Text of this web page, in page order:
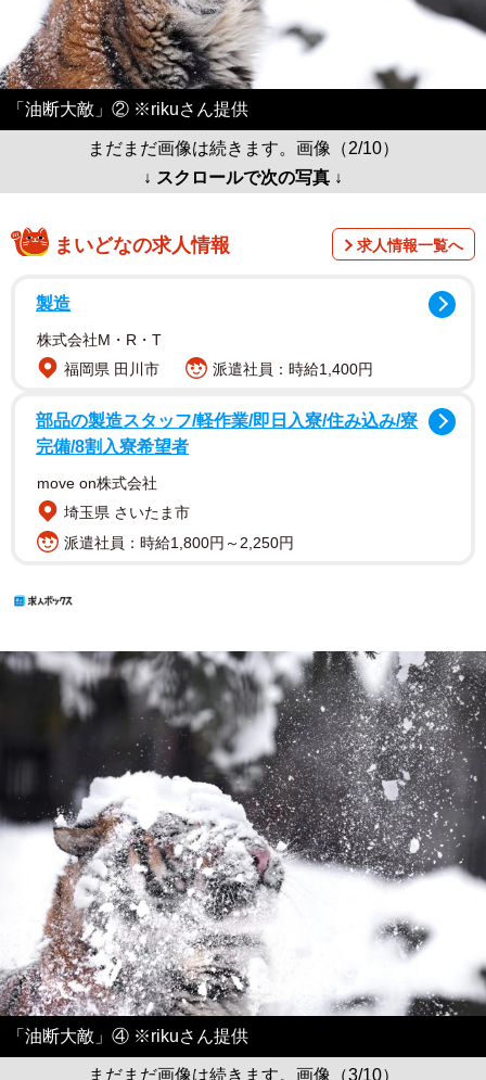
「油断大敵」② ※rikuさん提供
まだまだ画像は続きます。画像（2/10）
↓ スクロールで次の写真 ↓
まいどなの求人情報 求人情報一覧へ
製造
株式会社M・R・T
福岡県 田川市
派遣社員：時給1,400円
部品の製造スタッフ/軽作業/即日入寮/住み込み/寮
完備/8割入寮希望者
move on株式会社
埼玉県 さいたま市
派遣社員：時給1,800円～2,250円
「油断大敵」④ ※rikuさん提供
まだまだ画像は続きます。画像（3/10）